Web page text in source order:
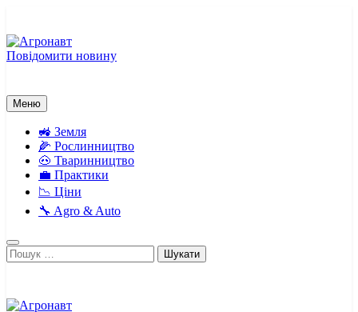
вмісту
Повідомити новину
Меню
🚜 Земля
🌽 Рослинництво
🐽 Тваринництво
💼 Практики
📉 Ціни
🔧 Agro & Auto
Пошук: